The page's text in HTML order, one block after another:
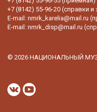
+7 (8142) 55-96-20 (справки и
E-mail: nmrk_karelia@mail.ru
E-mail: nmrk_disp@mail.ru
© 2026 НАЦИОНАЛЬНЫЙ